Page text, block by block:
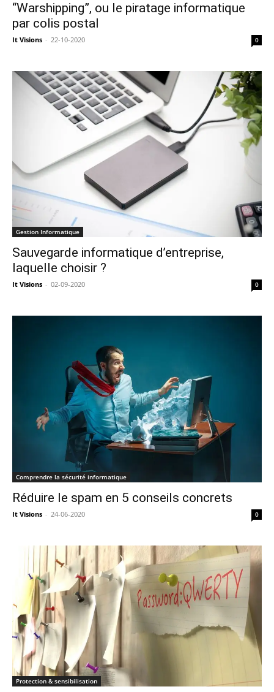
“Warshipping”, ou le piratage informatique
par colis postal
It Visions - 22-10-2020 0
Gestion Informatique
Sauvegarde informatique d’entreprise,
laquelle choisir ?
It Visions - 02-09-2020 0
Comprendre la sécurité informatique
Réduire le spam en 5 conseils concrets
It Visions - 24-06-2020 0
Protection & sensibilisation